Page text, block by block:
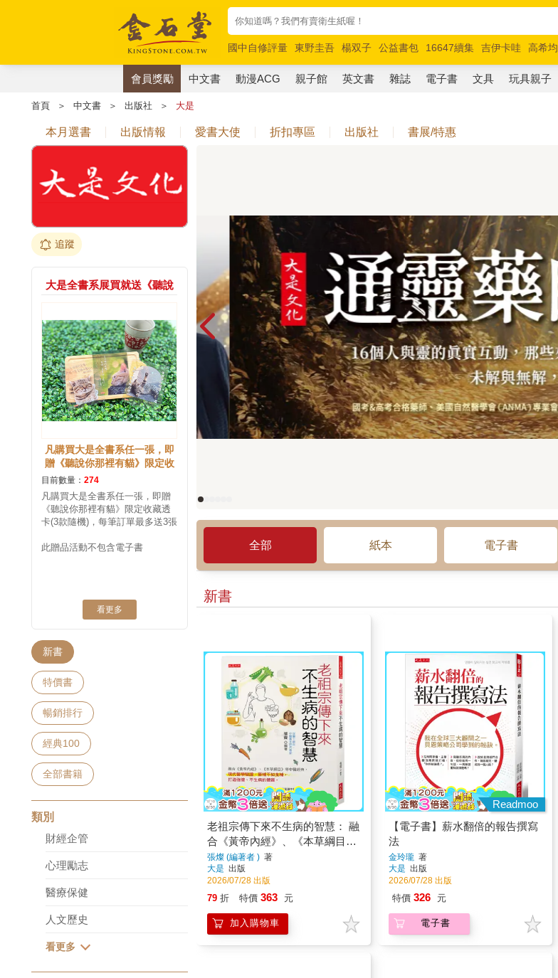
國中自修評量 東野圭吾 楊双子 公益書包 16647續集 吉伊卡哇 高希均
唯紅花綻放
奧德賽 路邊攤新作 馬斯克 玩具總動員5 超慢跑
會員獎勵 中文書 動漫ACG 親子館 英文書 雜誌 電子書 文具 玩具親子
首頁 ＞ 中文書 ＞ 出版社 ＞ 大是
本月選書 出版情報 愛書大使 折扣專區 出版社 書展/特惠
追蹤
大是全書系展買就送《聽說
凡購買大是全書系任一張，即
贈《聽說你那裡有貓》限定收
藏透卡(3款隨機)，每筆訂單最
多送3張
目前數量： 274
凡購買大是全書系任一張，即贈
《聽說你那裡有貓》限定收藏透
卡(3款隨機)，每筆訂單最多送3張
此贈品活動不包含電子書
看更多
新書
特價書
暢銷排行
經典100
全部書籍
類別
財經企管
心理勵志
醫療保健
人文歷史
全部 紙本 電子書
新書
老祖宗傳下來不生病的智慧： 融
合《黃帝內經》、《本草綱目》
等中醫經典，現代醫學驗證，藥
補不如食補，打造強健、不生病
的體質。
張燦 (編著者 ) 著
大是 出版
2026/07/28 出版
79 折 特價 363 元
加入購物車
Readmoo
【電子書】薪水翻倍的報告撰寫
法
金玲瓏 著
大是 出版
2026/07/28 出版
特價 326 元
電子書